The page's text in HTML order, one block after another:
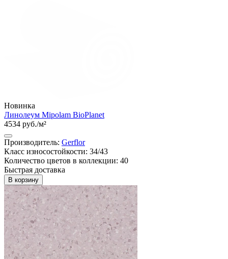
Новинка
Линолеум Mipolam BioPlanet
4534 руб./м²
Производитель: Gerflor
Класс износостойкости: 34/43
Количество цветов в коллекции: 40
Быстрая доставка
В корзину